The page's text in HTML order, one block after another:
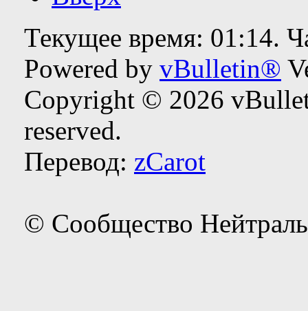
Текущее время: 01:14.
Powered by vBulletin®
Copyright © 2026
reserved.
Перевод: zCarot
© Сообщество